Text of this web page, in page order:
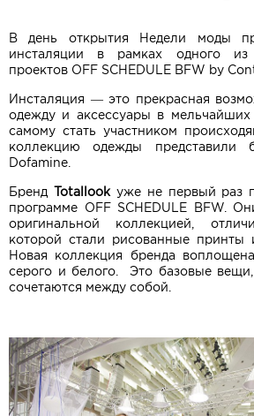
В день открытия Недели моды
инсталяции в рамках одного
проектов OFF SCHEDULE BFW by
Инсталяция — это прекрасная
одежду и аксессуары в мельчайших
самому стать участником
коллекцию одежды представили
Dofamine.
Бренд Totallookуже не первый раз
программе OFF SCHEDULE BFW.
оригинальной коллекцией,
которой стали рисованные принты
Новая коллекция бренда
серого и белого. Это базовые
сочетаются между собой.